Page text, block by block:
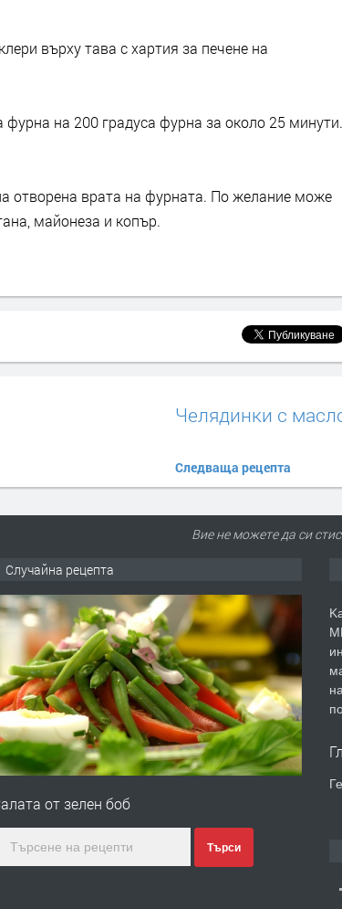
върху тава с хартия за печене на
фурна на 200 градуса фурна за около 25 минути.
отворена врата на фурната. По желание може
майонеза и копър.
Челядинки с
Следваща рецепта
Вие не можете да си
Случайна рецепта
от зелен боб
Търси